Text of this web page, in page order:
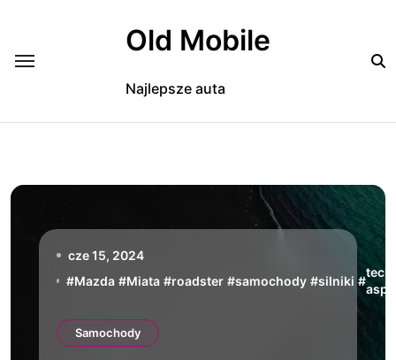
Old Mobile
Najlepsze auta
cze 15, 2024
#Mazda #Miata #roadster #samochody #silniki #
Samochody